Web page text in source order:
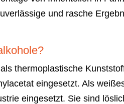
und rasche
thermoplastische
eingesetzt. Als
eingesetzt. Sie sind